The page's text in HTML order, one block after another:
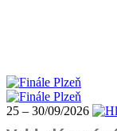
25 – 30/09/2026